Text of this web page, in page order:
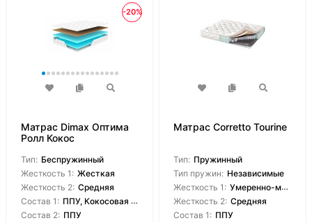
-20%
Матрас Dimax Оптима
Ролл Кокос
Тип: Беспружинный
Жесткость 1: Жесткая
Жесткость 2: Средняя
Состав 1: ППУ, Кокосовая койра
Состав 2: ППУ
Матрас Corretto Tourine
Тип: Пружинный
Тип пружин: Независимые
Жесткость 1: Умеренно-мягкая
Жесткость 2: Средняя
Состав 1: ППУ